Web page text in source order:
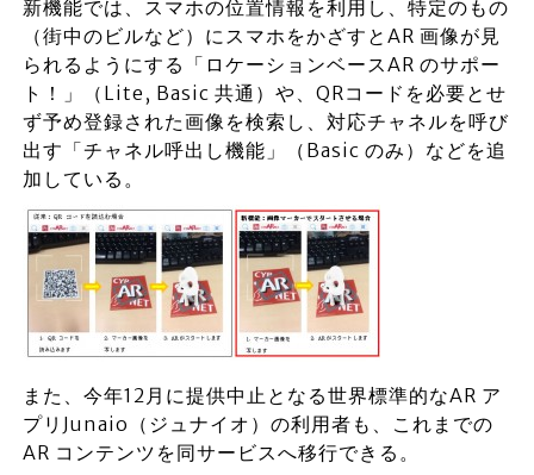
新機能では、スマホの位置情報を利用し、特定のもの
（街中のビルなど）にスマホをかざすとAR 画像が見
られるようにする「ロケーションベースAR のサポー
ト！」（Lite, Basic 共通）や、QRコードを必要とせ
ず予め登録された画像を検索し、対応チャネルを呼び
出す「チャネル呼出し機能」（Basic のみ）などを追
加している。
また、今年12月に提供中止となる世界標準的なAR ア
プリJunaio（ジュナイオ）の利用者も、これまでの
AR コンテンツを同サービスへ移行できる。